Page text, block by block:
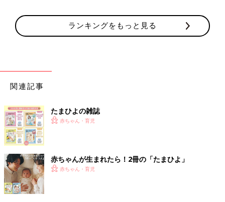
■病気を乗り越えてこられて、かなりの努力とセンスのある方な
ので、子どもに対しても一生懸命に向き合って子育てしそうな感
じがします
＜5位＞話題の映画のMVで涙をボロボロこぼす出産
シーンが感動を呼んだ【菅田将暉さん】
映画『STAND BY ME ドラえもん 2』の主題歌『虹』を歌った菅
田さん。ミュージックビデオでは若いふたりに子どもが生まれ、
ママ・パパになっていく様子が描かれています。パパを演じた菅
田さんが出産シーンで涙をボロボロとこぼすシーンが感動を呼び
ました。家族が仲の良いことも菅田さんがたびたび話していま
す。
■「虹」のMVでお父さん役をしており、将来良いパパになりそう
ランキングをもっと見る
関連記事
たまひよの雑誌
赤ちゃん・育児
赤ちゃんが生まれたら！2冊の「たまひよ」
赤ちゃん・育児